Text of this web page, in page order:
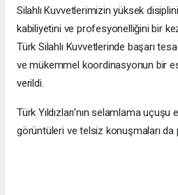
Silahlı Kuvvetlerimizin yüksek
kabiliyetini ve profesyonelliğini bir
Türk Silahlı Kuvvetlerinde başarı
ve mükemmel koordinasyonun bir
verildi.
Türk Yıldızları'nın selamlama uçuşu
görüntüleri ve telsiz konuşmaları da